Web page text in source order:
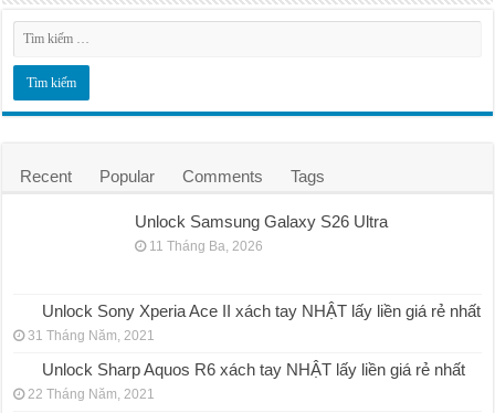
Recent Popular Comments Tags
Unlock Samsung Galaxy S26 Ultra
11 Tháng Ba, 2026
Unlock Sony Xperia Ace II xách tay NHẬT lấy liền giá rẻ nhất
31 Tháng Năm, 2021
Unlock Sharp Aquos R6 xách tay NHẬT lấy liền giá rẻ nhất
22 Tháng Năm, 2021